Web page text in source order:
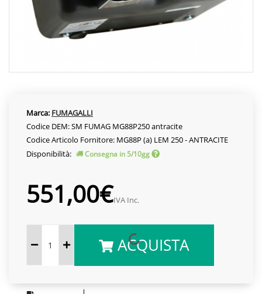
Marca: FUMAGALLI
Codice DEM: SM FUMAG MG88P250 antracite
Codice Articolo Fornitore: MG88P (a) LEM 250 - ANTRACITE
Disponibilità:
Consegna in 5/10gg
551,00€IVA Inc.
ACQUISTA